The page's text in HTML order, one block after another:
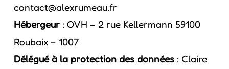
contact@alexrumeau.fr
Hébergeur: OVH – 2 rue Kellermann 59100
Roubaix – 1007
Délégué à la protection des données: Claire